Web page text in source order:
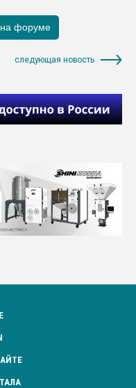
следующая новость